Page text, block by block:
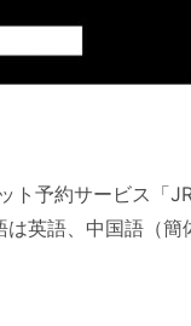
予約サービス「
英語、中国語（簡